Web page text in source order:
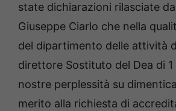
state dichiarazioni rilasciate
Giuseppe Ciarlo che nella
del dipartimento delle attività
direttore Sostituto del Dea di 1
nostre perplessità su
merito alla richiesta di